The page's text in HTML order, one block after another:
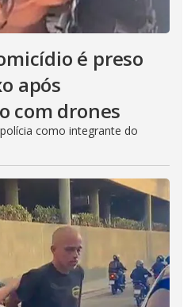
é preso
após
com drones
como integrante do